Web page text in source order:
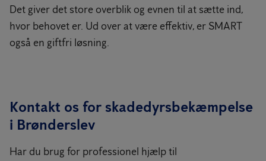
Det giver det store overblik og evnen til at sætte ind,
hvor behovet er. Ud over at være effektiv, er SMART
også en giftfri løsning.
Kontakt os for skadedyrsbekæmpelse
i Brønderslev
Har du brug for professionel hjælp til